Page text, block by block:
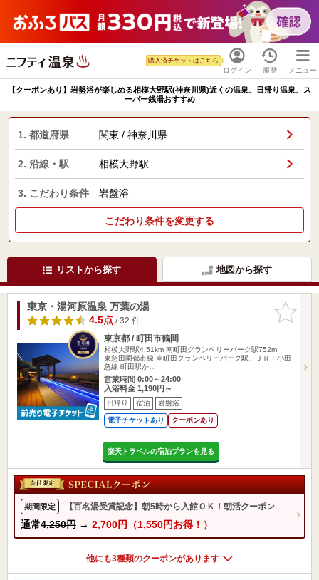
ログイン
購入済チケットはこちら
履歴 メニュー
【クーポンあり】岩盤浴が楽しめる相模大野駅(神奈川県)近くの温泉、日帰り温泉、ス
ーパー銭湯おすすめ
1. 都道府県 関東 / 神奈川県
2. 沿線・駅 相模大野駅
3. こだわり条件 岩盤浴
こだわり条件を変更する
リストから探す 地図から探す
お気に入
りに追加
東京・湯河原温泉 万葉の湯
4.5点/ 32 件
東京都 / 町田市鶴間
相模大野駅4.51km 南町田グランベリーパーク駅752m
東急田園都市線 南町田グランベリーパーク駅、ＪＲ・小田
急線 町田駅か…
営業時間 0:00～24:00
入浴料金 1,190円～
日帰り 宿泊 岩盤浴
電子チケットあり クーポンあり
楽天トラベルの宿泊プランを見る
期間限定 【百名湯受賞記念】朝5時から入館ＯＫ！朝活クーポン
通常4,250円 → 2,700円（1,550円お得！）
他にも3種類のクーポンがあります